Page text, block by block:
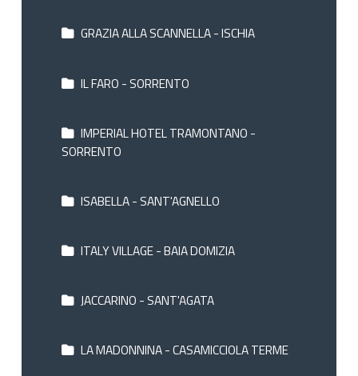
GRAZIA ALLA SCANNELLA - ISCHIA
IL FARO - SORRENTO
IMPERIAL HOTEL TRAMONTANO -
SORRENTO
ISABELLA - SANT'AGNELLO
ITALY VILLAGE - BAIA DOMIZIA
JACCARINO - SANT'AGATA
LA MADONNINA - CASAMICCIOLA TERME